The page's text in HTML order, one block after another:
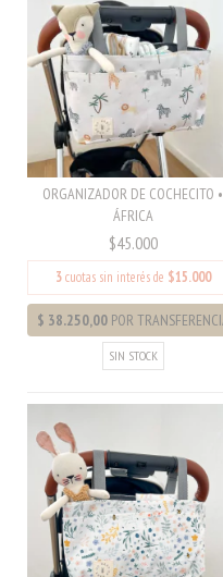
ORGANIZADOR DE COCHECITO •
ÁFRICA
$45.000
3cuotas sin interés de $15.000
SIN STOCK